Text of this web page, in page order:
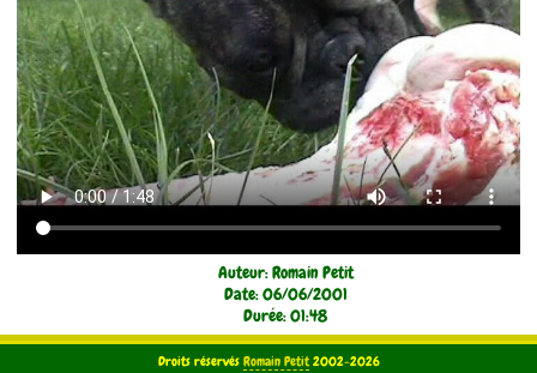
Auteur: Romain Petit
Date: 06/06/2001
Durée: 01:48
Droits réservés Romain Petit2002-2026